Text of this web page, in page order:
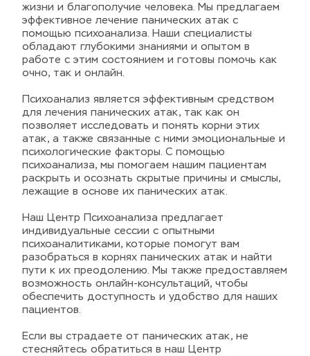
жизни и благополучие человека. Мы предлагаем
эффективное лечение панических атак с
помощью психоанализа. Наши специалисты
обладают глубокими знаниями и опытом в
работе с этим состоянием и готовы помочь как
очно, так и онлайн.
Психоанализ является эффективным средством
для лечения панических атак, так как он
позволяет исследовать и понять корни этих
атак, а также связанные с ними эмоциональные и
психологические факторы. С помощью
психоанализа, мы помогаем нашим пациентам
раскрыть и осознать скрытые причины и смыслы,
лежащие в основе их панических атак.
Наш Центр Психоанализа предлагает
индивидуальные сессии с опытными
психоаналитиками, которые помогут вам
разобраться в корнях панических атак и найти
пути к их преодолению. Мы также предоставляем
возможность онлайн-консультаций, чтобы
обеспечить доступность и удобство для наших
пациентов.
Если вы страдаете от панических атак, не
стесняйтесь обратиться в наш Центр